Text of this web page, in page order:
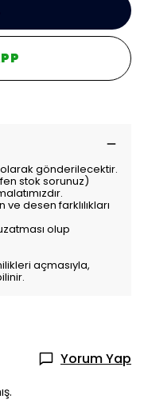
gönderilecektir.
stok sorunuz)
desen farklılıkları
olup
açmasıyla,
Yorum Yap